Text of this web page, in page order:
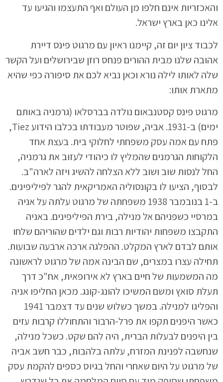
והאכזריות אינם חלפו מן העולם ואף התעצמו והגיעו עד
אלינו כאן בארץ ישראל.
לכבוד ציון יום זה, קיימנו ראיון עם מרגוט פינס דיירת
אהובה שלנו מבית ההורים פנחס רוזן שבירושלים ועל הקשר
שלה לאותו לילה נורא וכאן נביא לכם את סיפורה כפי שהיא
מתארת אותו:
מרגוט פינס קסטנבאום נולדה בברסלאו (גרמניה באותם
ימים) ב-1931. אביה, שפוטר מעבודתו בכלבו הידוע Tiez,
פתח עם אמה עסק משפחתי לחלוקי בית. בעצת אחד
הלקוחות הגרמנים שהמליץ לו כיהודי לעזוב את גרמניה,
החל לנסות שוב ושוב ללא הצלחה להשיג ויזה לארה"ב.
לבסוף, הציעו לו בקונסוליה האמריקאית להגר לפיליפינים.
ב-1 בנובמבר 1938 משפחתה של מרגוט עלתה על אניה
במרסיי כשפניהם אל מנילה, בירת הפיליפינים. באניה
התקבצו משפחות יהודיות רבות וגם ילדים שהוריהם שלחו
אותם לבדם לארץ המקלט. ההפלגה ארכה ארבעה שבועות.
תחילה עצרו במצרים, שם הבינה אמה של מרגוט לראשונה
מה המשמעות של חיים בארץ לא אירופאית, אח"כ דרך
תעלת סואץ ומשם המשיכו להונג-קונג. מכאן החליפו אניה
והפליגו למנילה. במשך כשלוש שנים עד דצמבר 1941
כאשר היפנים תקפו את פרל-הרבור והתחוללו קרבות עזים
בין היפנים לבעלות הברית, היה להם שקט. כשכל מנילה,
שנחשבה לפנינת המזרח, עלתה בלהבות, כבר חשב אביה
של מרגוט על היום שאחרי והחל בגיוס כספים להקמת עסק